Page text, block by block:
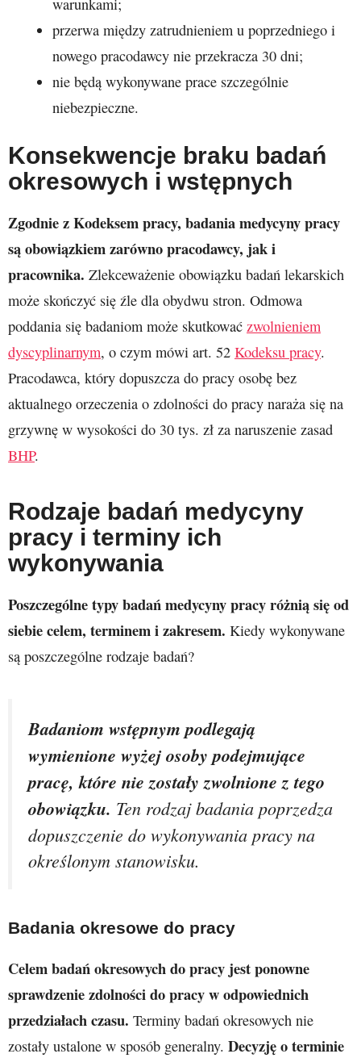
przerwa między zatrudnieniem u poprzedniego i
nowego pracodawcy nie przekracza 30 dni;
nie będą wykonywane prace szczególnie
niebezpieczne.
Konsekwencje braku badań
okresowych i wstępnych
Zgodnie z Kodeksem pracy, badania medycyny pracy
są obowiązkiem zarówno pracodawcy, jak i
pracownika. Zlekceważenie obowiązku badań lekarskich
może skończyć się źle dla obydwu stron. Odmowa
poddania się badaniom może skutkować zwolnieniem
dyscyplinarnym, o czym mówi art. 52 Kodeksu pracy.
Pracodawca, który dopuszcza do pracy osobę bez
aktualnego orzeczenia o zdolności do pracy naraża się na
grzywnę w wysokości do 30 tys. zł za naruszenie zasad
BHP.
Rodzaje badań medycyny
pracy i terminy ich
wykonywania
Poszczególne typy badań medycyny pracy różnią się od
siebie celem, terminem i zakresem. Kiedy wykonywane
są poszczególne rodzaje badań?
Badaniom wstępnym podlegają
wymienione wyżej osoby podejmujące
pracę, które nie zostały zwolnione z tego
obowiązku. Ten rodzaj badania poprzedza
dopuszczenie do wykonywania pracy na
określonym stanowisku.
Badania okresowe do pracy
Celem badań okresowych do pracy jest ponowne
sprawdzenie zdolności do pracy w odpowiednich
przedziałach czasu. Terminy badań okresowych nie
zostały ustalone w sposób generalny. Decyzję o terminie